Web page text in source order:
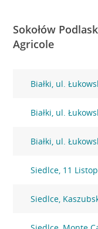
Sokołów
Agricole
Białki, ul.
Białki, ul.
Białki, ul.
Siedlce, 11
Siedlce,